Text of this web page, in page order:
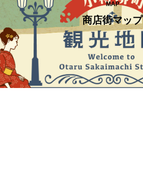
MAP
商店街マップ